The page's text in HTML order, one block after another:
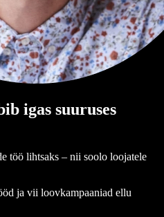
igas suuruses
töö lihtsaks – nii soolo loojatele
ja vii loovkampaaniad ellu